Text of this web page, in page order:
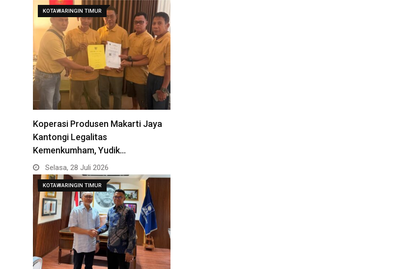
KOTAWARINGIN TIMUR
Koperasi Produsen Makarti Jaya
Kantongi Legalitas
Kemenkumham, Yudik…
Selasa, 28 Juli 2026
KOTAWARINGIN TIMUR